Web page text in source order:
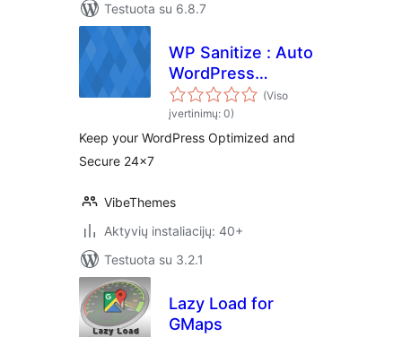
Testuota su 6.8.7
WP Sanitize : Auto
WordPress
Optimizer Plugin
(Viso
įvertinimų: 0)
Keep your WordPress Optimized and
Secure 24×7
VibeThemes
Aktyvių instaliacijų: 40+
Testuota su 3.2.1
Lazy Load for
GMaps